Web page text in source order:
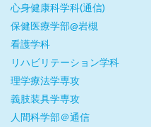
心身健康科学科(通信)
保健医療学部@岩槻
看護学科
リハビリテーション学科
理学療法学専攻
義肢装具学専攻
人間科学部＠通信